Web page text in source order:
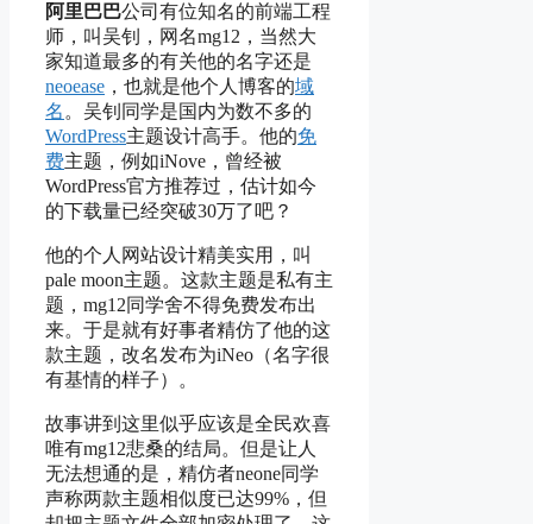
阿里巴巴公司有位知名的前端工程
师，叫吴钊，网名mg12，当然大
家知道最多的有关他的名字还是
neoease ，也就是他个人博客的域
名 。吴钊同学是国内为数不多的
WordPress主题设计高手。他的免
费主题，例如iNove，曾经被
WordPress官方推荐过，估计如今
的下载量已经突破30万了吧？
他的个人网站设计精美实用，叫
pale moon主题。这款主题是私有主
题，mg12同学舍不得免费发布出
来。于是就有好事者精仿了他的这
款主题，改名发布为iNeo（名字很
有基情的样子）。
故事讲到这里似乎应该是全民欢喜
唯有mg12悲桑的结局。但是让人
无法想通的是，精仿者neone同学
声称两款主题相似度已达99%，但